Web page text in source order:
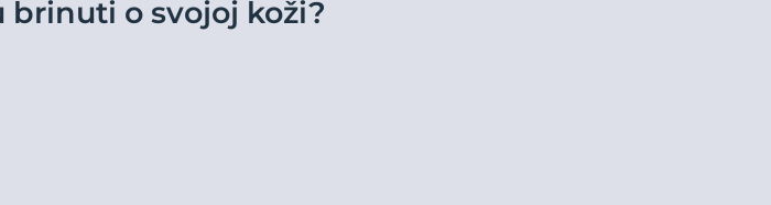
Potpuna Eucerin Hyaluron-
Our commitment
brinuti o svojoj koži?